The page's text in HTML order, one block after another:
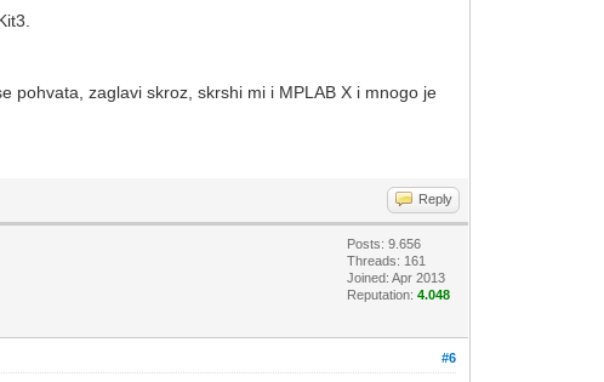
pohvata, zaglavi skroz, skrshi mi i MPLAB X i mnogo je
Reply
Posts: 9.656
Threads: 161
Joined: Apr 2013
Reputation:4.048
#6